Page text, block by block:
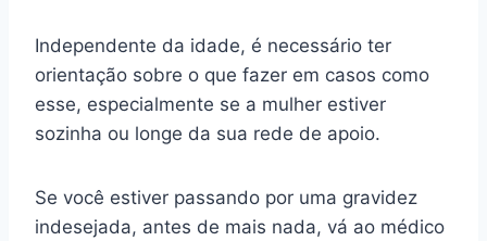
Independente da idade, é necessário ter
orientação sobre o que fazer em casos como
esse, especialmente se a mulher estiver
sozinha ou longe da sua rede de apoio.
Se você estiver passando por uma gravidez
indesejada, antes de mais nada, vá ao médico